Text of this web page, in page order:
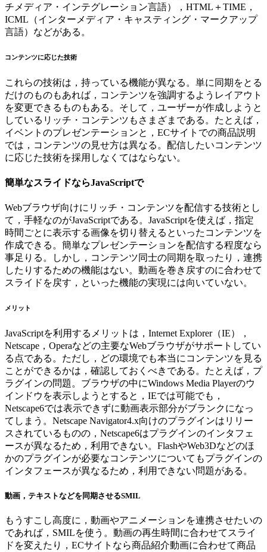
チメディア・インテグレーション言語），HTML＋TIME，
ICML（インターメディア・キャスティング・マークアップ
言語）などがある。
コンテンツに応じた技術
これらの技術は，持っている機能が異なる。単に同期をとる
だけのものもあれば，コンテンツを強調するようレイアウト
を変更できるものもある。そして，ユーザーが作成しようと
しているリッチ・コンテンツもさまざまである。たとえば，
イベントのプレゼンテーションと，ECサイトでの商品説明
では，コンテンツの見せ方は異なる。配信したいコンテンツ
に応じた技術を採用しなくてはならない。
簡単なスライドならJavaScriptで
Webブラウザ向けにリッチ・コンテンツを配信する技術とし
て，手軽なのがJavaScriptである。JavaScriptを使えば，指定
時間ごとに表示する画像を切り替えるといったコンテンツを
作成できる。簡単なプレゼンテーションを配信する程度なら
事足りる。しかし，コンテンツ同士の同期を取ったり，連携
したりするための機能はない。動画を巻き戻すのに合わせて
スライドを戻す，といった機能の実現には向いていない。
メリット
JavaScriptを利用するメリットは，Internet Explorer（IE），
Netscape，Operaなどの主要なWebブラウザがサポートしてい
る点である。ただし，どの環境でも本当にコンテンツを見る
ことができるかは，確認しておくべきである。たとえば，プ
ラグインの問題。ブラウザの中にWindows Media Playerのウ
インドウを表示しようとすると，IEでは可能でも，
Netscape6では表示できずに動画表示部分がブランクになっ
てしまう。Netscape Navigator4.x向けのプラグインはリリー
スされているものの，Netscape6はプラグインのインタフェ
ースが異なるため，利用できない。FlashやWeb3Dなどのほ
かのプラグインが必要なコンテンツについてもプラグインの
インタフェースが異なるため，利用できない問題がある。
動画，テキストなどを同期させるSMIL
もうすこし高度に，動画やアニメーションを連携させたいの
であれば，SMILを使う。動画の再生時間に合わせてスライ
ドを変えたり，ECサイトなら商品紹介動画に合わせて商品